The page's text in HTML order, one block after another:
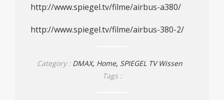
http://www.spiegel.tv/filme/airbus-a380/
http://www.spiegel.tv/filme/airbus-380-2/
Category : DMAX, Home, SPIEGEL TV Wissen
Tags :